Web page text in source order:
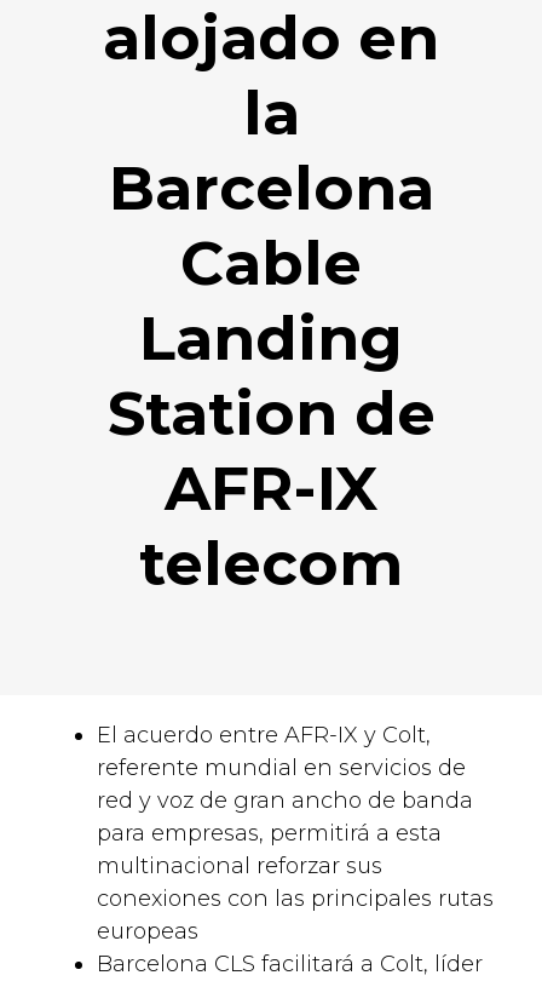
alojado en
la
Barcelona
Cable
Landing
Station de
AFR-IX
telecom
El acuerdo entre AFR-IX y Colt,
referente mundial en servicios de
red y voz de gran ancho de banda
para empresas, permitirá a esta
multinacional reforzar sus
conexiones con las principales rutas
europeas
Barcelona CLS facilitará a Colt, líder